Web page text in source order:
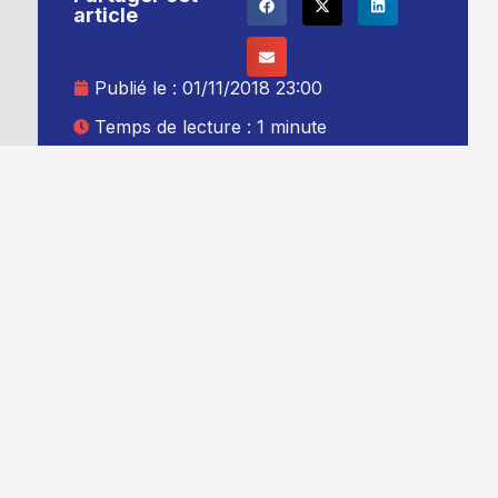
article
Publié le :01/11/2018 23:00
Temps de lecture : 1 minute